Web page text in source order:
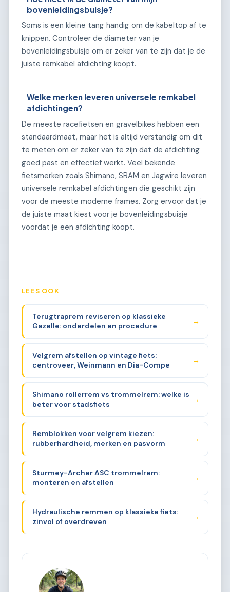
bovenleidingsbuisje?
Soms is een kleine tang handig om de kabeltop af te
knippen. Controleer de diameter van je
bovenleidingsbuisje om er zeker van te zijn dat je de
juiste remkabel afdichting koopt.
Welke merken leveren universele remkabel
afdichtingen?
De meeste racefietsen en gravelbikes hebben een
standaardmaat, maar het is altijd verstandig om dit
te meten om er zeker van te zijn dat de afdichting
goed past en effectief werkt. Veel bekende
fietsmerken zoals Shimano, SRAM en Jagwire leveren
universele remkabel afdichtingen die geschikt zijn
voor de meeste moderne frames. Zorg ervoor dat je
de juiste maat kiest voor je bovenleidingsbuisje
voordat je een afdichting koopt.
LEES OOK
Terugtraprem reviseren op klassieke
Gazelle: onderdelen en procedure
→
Velgrem afstellen op vintage fiets:
centroveer, Weinmann en Dia-Compe
→
Shimano rollerrem vs trommelrem: welke is
beter voor stadsfiets
→
Remblokken voor velgrem kiezen:
rubberhardheid, merken en pasvorm
→
Sturmey-Archer ASC trommelrem:
monteren en afstellen
→
Hydraulische remmen op klassieke fiets:
zinvol of overdreven
→